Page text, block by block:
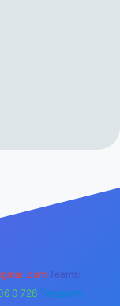
Teams:
0 726 Telegram: